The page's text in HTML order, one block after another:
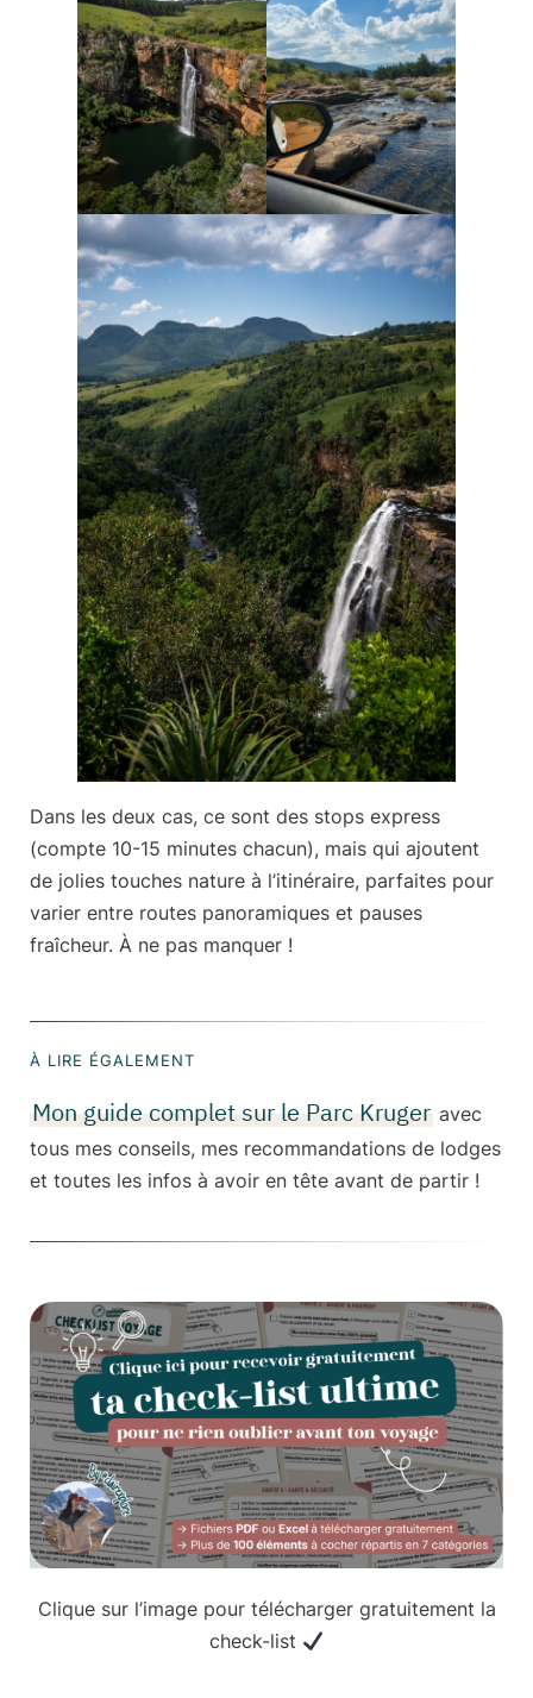
Dans les deux cas, ce sont des stops express
(compte 10-15 minutes chacun), mais qui ajoutent
de jolies touches nature à l’itinéraire, parfaites pour
varier entre routes panoramiques et pauses
fraîcheur. À ne pas manquer !
À LIRE ÉGALEMENT
Mon guide complet sur le Parc Kruger avec
tous mes conseils, mes recommandations de lodges
et toutes les infos à avoir en tête avant de partir !
Clique sur l’image pour télécharger gratuitement la
check-list